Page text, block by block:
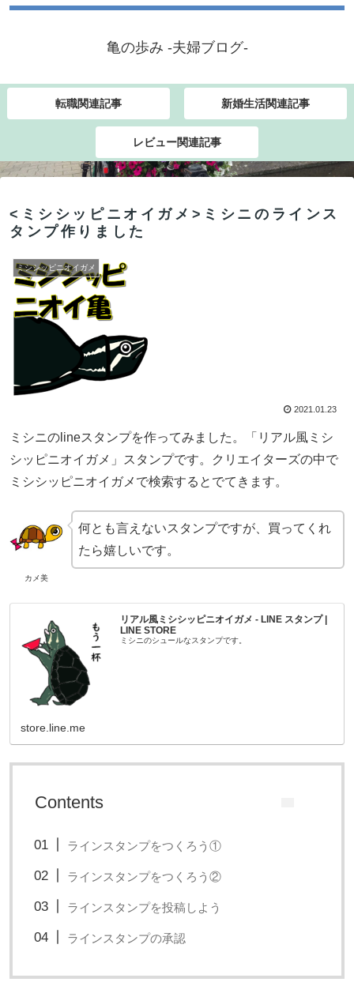
亀の歩み -夫婦ブログ-
転職関連記事 新婚生活関連記事
レビュー関連記事
<ミシシッピニオイガメ>ミシニのラインス
タンプ作りました
ミシシッピニオイガメ
2021.01.23
ミシニのlineスタンプを作ってみました。「リアル風ミシ
シッピニオイガメ」スタンプです。クリエイターズの中で
ミシシッピニオイガメで検索するとでてきます。
カメ美
何とも言えないスタンプですが、買ってくれ
たら嬉しいです。
リアル風ミシシッピニオイガメ - LINE スタンプ |
LINE STORE
ミシニのシュールなスタンプです。
store.line.me
Contents
ラインスタンプをつくろう①
ラインスタンプをつくろう②
ラインスタンプを投稿しよう
ラインスタンプの承認